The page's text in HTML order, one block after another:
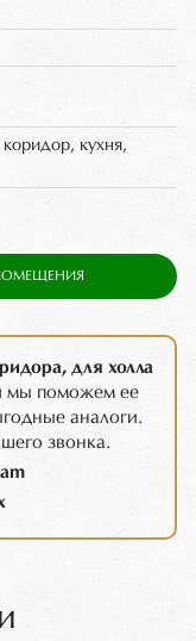
кухня,
для холла
мы поможем ее
аналоги.
звонка.